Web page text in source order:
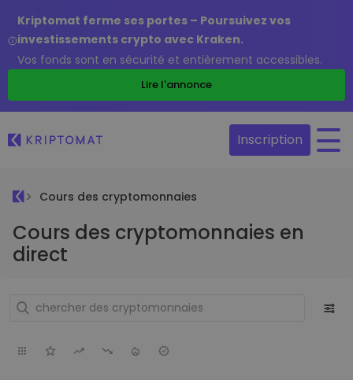
Kriptomat ferme ses portes – Poursuivez vos
investissements crypto avec Kraken.
Vos fonds sont en sécurité et entièrement accessibles.
Lire l'annonce
Inscription
Cours des cryptomonnaies
Cours des cryptomonnaies en
direct